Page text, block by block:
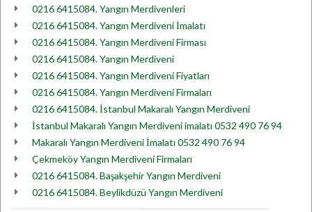
0216 6415084. Yangın Merdivenleri
0216 6415084. Yangın Merdiveni İmalatı
0216 6415084. Yangın Merdiveni Firması
0216 6415084. Yangın Merdiveni
0216 6415084. Yangın Merdiveni Fiyatları
0216 6415084. Yangın Merdiveni Firmaları
0216 6415084. İstanbul Makaralı Yangın Merdiveni
İstanbul Makaralı Yangın Merdiveni imalatı 0532 490 76 94
Makaralı Yangın Merdiveni İmalatı 0532 490 76 94
Çekmeköy Yangın Merdiveni Firmaları
0216 6415084. Başakşehir Yangın Merdiveni
0216 6415084. Beylikdüzü Yangın Merdiveni